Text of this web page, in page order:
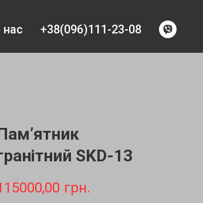
+38(096)111-23-08
SKD-13
грн.